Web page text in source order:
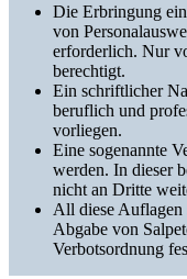
Die Erbringung
von
erforderlich. Nur
berechtigt.
Ein schriftlicher
beruflich und
vorliegen.
Eine sogenannte
werden. In dieser
nicht an Dritte
All diese Auflagen
Abgabe von
Verbotsordnung